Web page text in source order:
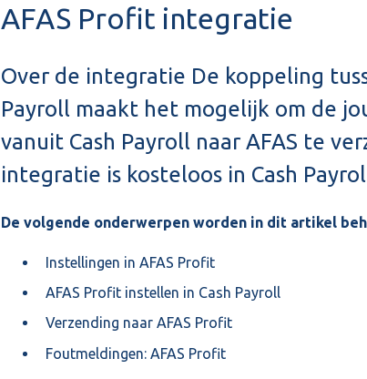
AFAS Profit integratie
Over de integratie De koppeling
Payroll maakt het mogelijk om de
vanuit Cash Payroll naar AFAS te
integratie is kosteloos in Cash
De volgende onderwerpen worden in dit artikel
Instellingen in AFAS Profit
AFAS Profit instellen in Cash Payroll
Verzending naar AFAS Profit
Foutmeldingen: AFAS Profit